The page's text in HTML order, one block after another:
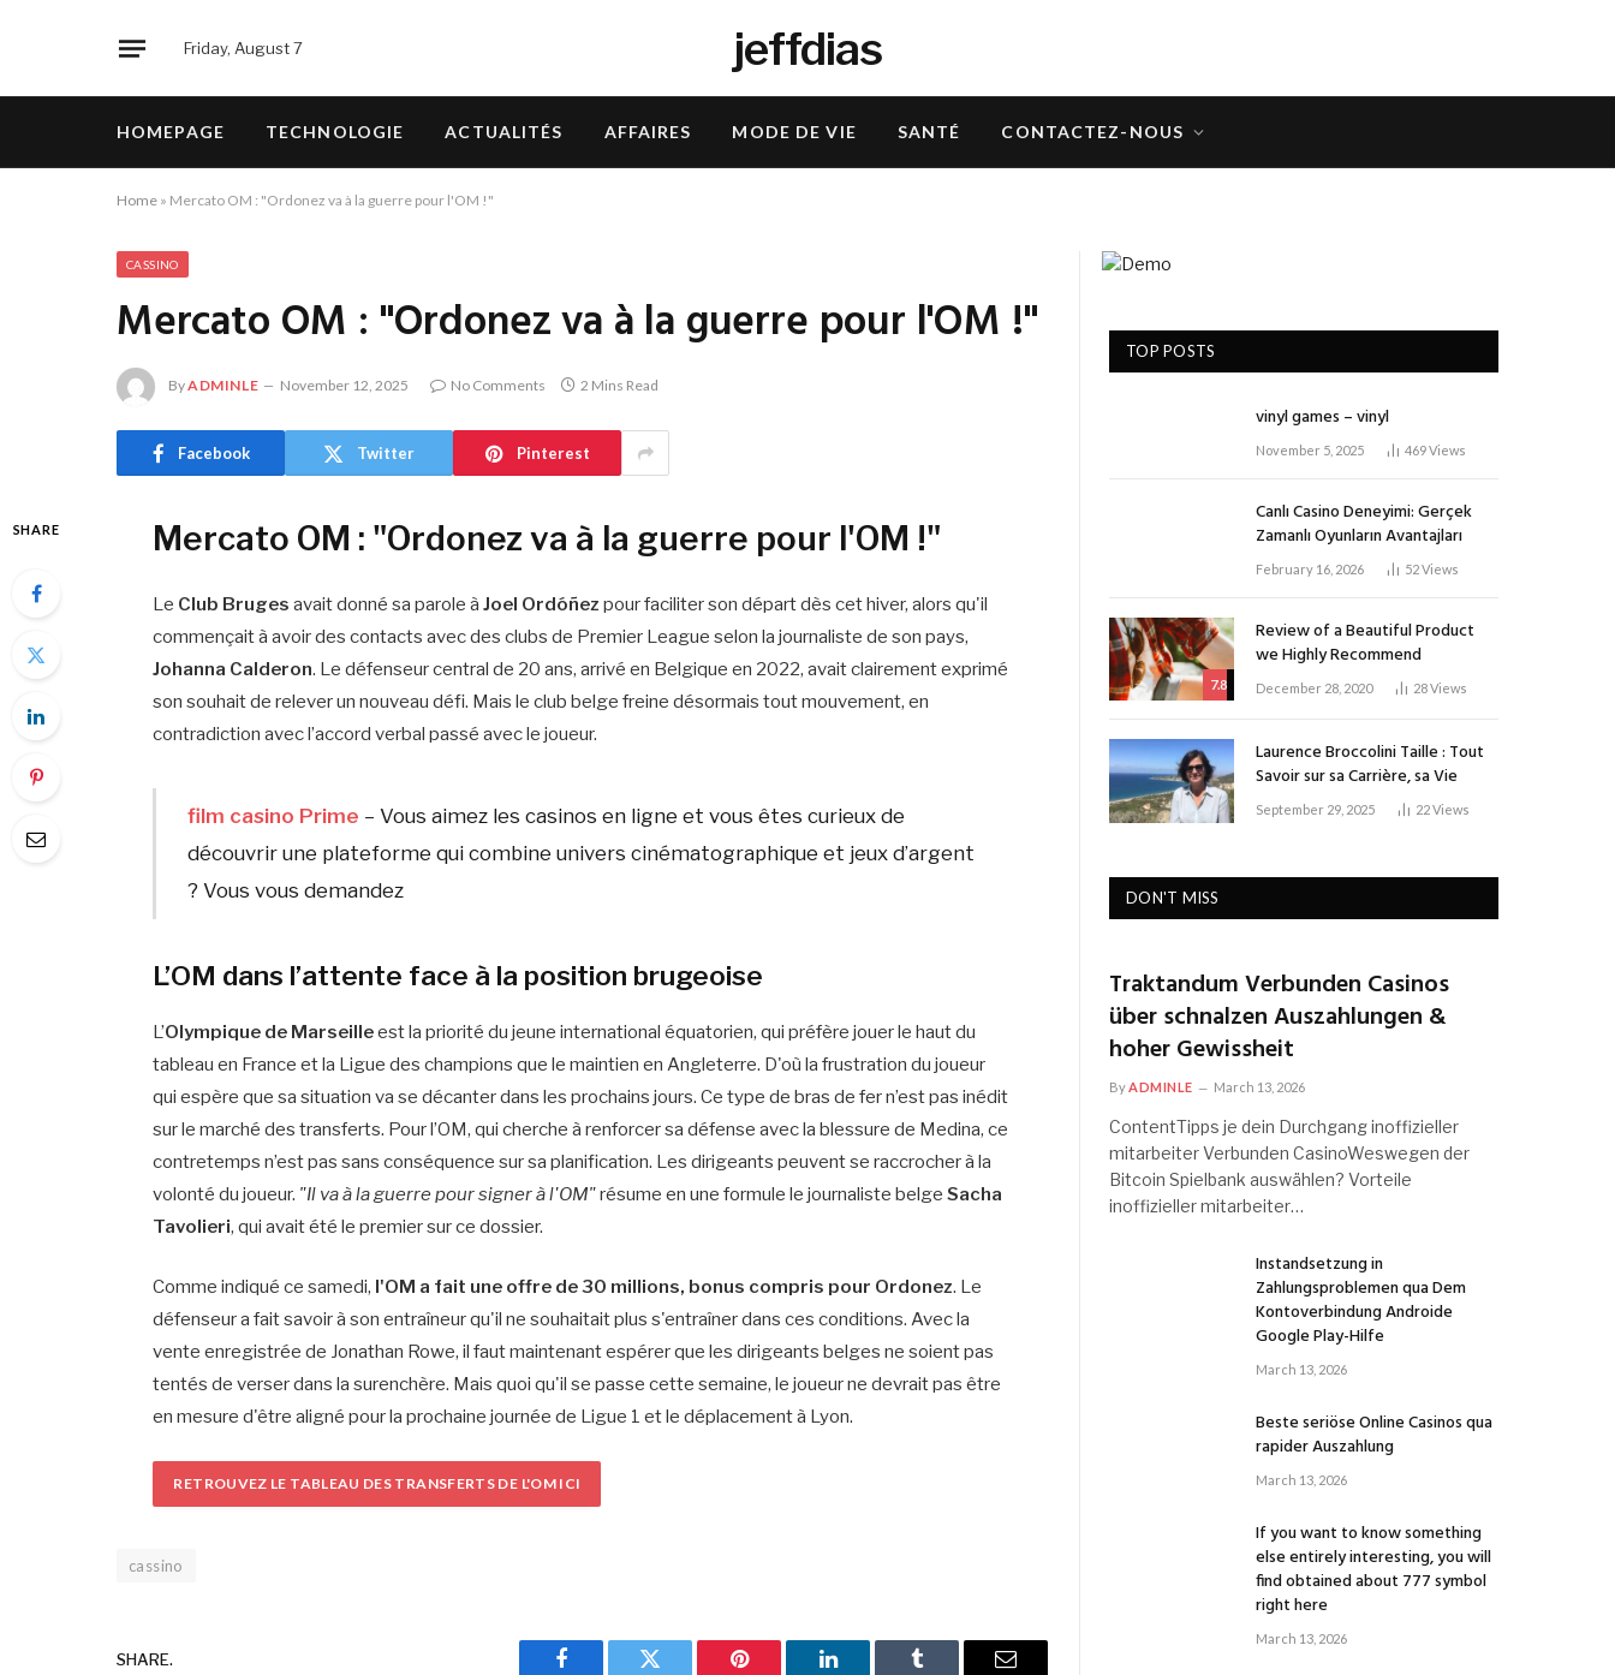
Friday, August 7 jeffdias
HOMEPAGE TECHNOLOGIE ACTUALITÉS AFFAIRES MODE DE VIE SANTÉ CONTACTEZ-NOUS
Home » Mercato OM : "Ordonez va à la guerre pour l'OM !"
CASSINO
Mercato OM : "Ordonez va à la guerre pour l'OM !"
ByADMINLE November 12, 2025 No Comments 2 Mins Read
Facebook Twitter Pinterest
SHARE Mercato OM : "Ordonez va à la guerre pour l'OM !"
Le Club Bruges avait donné sa parole àJoel Ordóñez pour faciliter son départ dès cet hiver, alors qu'il
commençait à avoir des contacts avec des clubs de Premier League selon la journaliste de son pays,
Johanna Calderon. Le défenseur central de 20 ans, arrivé en Belgique en 2022, avait clairement exprimé
son souhait de relever un nouveau défi. Mais le club belge freine désormais tout mouvement, en
contradiction avec l’accord verbal passé avec le joueur.
film casino Prime – Vous aimez les casinos en ligne et vous êtes curieux de
découvrir une plateforme qui combine univers cinématographique et jeux d’argent
? Vous vous demandez
L’OM dans l’attente face à la position brugeoise
L’Olympique de Marseilleest la priorité du jeune international équatorien, qui préfère jouer le haut du
tableau en France et la Ligue des champions que le maintien en Angleterre. D'où la frustration du joueur
qui espère que sa situation va se décanter dans les prochains jours. Ce type de bras de fer n’est pas inédit
sur le marché des transferts. Pour l’OM, qui cherche à renforcer sa défense avec la blessure de Medina, ce
contretemps n’est pas sans conséquence sur sa planification. Les dirigeants peuvent se raccrocher à la
volonté du joueur. "Il va à la guerre pour signer à l'OM"résume en une formule le journaliste belgeSacha
Tavolieri, qui avait été le premier sur ce dossier.
Comme indiqué ce samedi, l'OM a fait une offre de 30 millions, bonus compris pour Ordonez. Le
défenseur a fait savoir à son entraîneur qu'il ne souhaitait plus s'entraîner dans ces conditions. Avec la
vente enregistrée de Jonathan Rowe, il faut maintenant espérer que les dirigeants belges ne soient pas
tentés de verser dans la surenchère. Mais quoi qu'il se passe cette semaine, le joueur ne devrait pas être
en mesure d'être aligné pour la prochaine journée de Ligue 1 et le déplacement à Lyon.
RETROUVEZ LE TABLEAU DES TRANSFERTS DE L'OM ICI
cassino
SHARE.
TOP POSTS
vinyl games – vinyl
November 5, 2025 469Views
Canlı Casino Deneyimi: Gerçek
Zamanlı Oyunların Avantajları
February 16, 2026 52Views
7.8
Review of a Beautiful Product
we Highly Recommend
December 28, 2020 28Views
Laurence Broccolini Taille : Tout
Savoir sur sa Carrière, sa Vie
September 29, 2025 22Views
DON'T MISS
Traktandum Verbunden Casinos
über schnalzen Auszahlungen &
hoher Gewissheit
ByADMINLE March 13, 2026
ContentTipps je dein Durchgang inoffizieller
mitarbeiter Verbunden CasinoWeswegen der
Bitcoin Spielbank auswählen? Vorteile
inoffizieller mitarbeiter…
Instandsetzung in
Zahlungsproblemen qua Dem
Kontoverbindung Androide
Google Play-Hilfe
March 13, 2026
Beste seriöse Online Casinos qua
rapider Auszahlung
March 13, 2026
If you want to know something
else entirely interesting, you will
find obtained about 777 symbol
right here
March 13, 2026